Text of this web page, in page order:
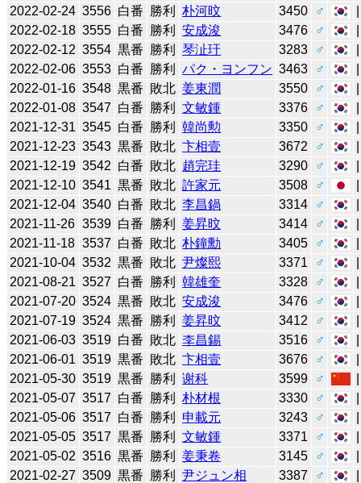
2022-02-24 3556 白番 勝利 朴河旼 3450 ♂
2022-02-18 3555 白番 勝利 安成浚 3476 ♂
2022-02-12 3554 黒番 勝利 琴沚玗 3283 ♂
2022-02-06 3553 白番 勝利 パク・ヨンフン 3463 ♂
2022-01-16 3548 黒番 敗北 姜東潤 3550 ♂
2022-01-08 3547 白番 勝利 文敏鍾 3376 ♂
2021-12-31 3545 白番 勝利 韓尚勲 3350 ♂
2021-12-23 3543 黒番 敗北 卞相壹 3672 ♂
2021-12-19 3542 白番 敗北 趙完珪 3290 ♂
2021-12-10 3541 黒番 敗北 許家元 3508 ♂
2021-12-04 3540 白番 敗北 李昌鍋 3314 ♂
2021-11-26 3539 白番 勝利 姜昇旼 3414 ♂
2021-11-18 3537 白番 敗北 朴鐘勳 3405 ♂
2021-10-04 3532 黒番 敗北 尹燦熙 3371 ♂
2021-08-21 3527 白番 勝利 韓雄奎 3328 ♂
2021-07-20 3524 黒番 敗北 安成浚 3476 ♂
2021-07-19 3524 黒番 勝利 姜昇旼 3412 ♂
2021-06-03 3519 白番 敗北 李昌錫 3516 ♂
2021-06-01 3519 黒番 敗北 卞相壹 3676 ♂
2021-05-30 3519 黒番 勝利 谢科 3599 ♂
2021-05-07 3517 白番 勝利 朴材根 3330 ♂
2021-05-06 3517 白番 勝利 申載元 3243 ♂
2021-05-05 3517 黒番 勝利 文敏鍾 3371 ♂
2021-05-02 3516 黒番 勝利 姜秉卷 3145 ♂
2021-02-27 3509 黒番 勝利 尹ジュン相 3387 ♂